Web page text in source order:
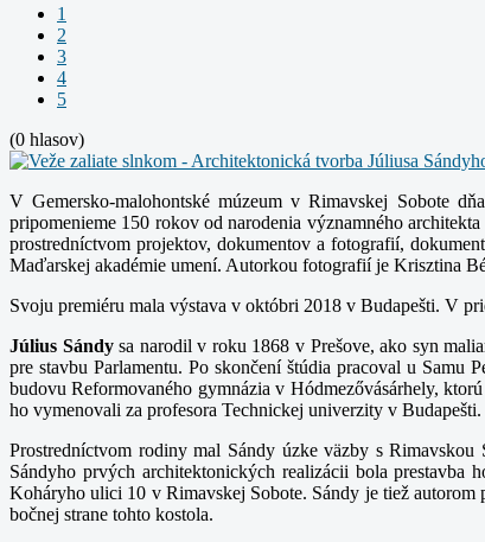
1
2
3
4
5
(0 hlasov)
V Gemersko-malohontské múzeum v Rimavskej Sobote
pripomenieme 150 rokov od narodenia významného
prostredníctvom projektov, dokumentov a fotografií,
Maďarskej akadémie umení. Autorkou fotografií je Krisztina
Svoju premiéru mala výstava v októbri 2018 v Budapešti. V
Július Sándysa narodil v roku 1868 v Prešove, ako syn
pre stavbu Parlamentu. Po skončení štúdia pracoval u Samu
budovu Reformovaného gymnázia v Hódmezővásárhely,
ho vymenovali za profesora Technickej univerzity v
Prostredníctvom rodiny mal Sándy úzke väzby s
Sándyho prvých architektonických realizácii bola prestavba
Koháryho ulici 10 v Rimavskej Sobote. Sándy je tiež autorom
bočnej strane tohto kostola.